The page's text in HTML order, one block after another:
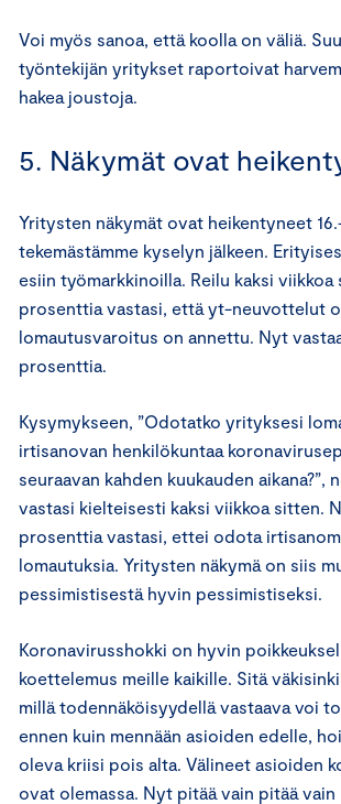
Voi myös sanoa, että koolla on väliä.
työntekijän yritykset raportoivat
hakea joustoja.
5. Näkymät ovat
Yritysten näkymät ovat heikentyneet
tekemästämme kyselyn jälkeen.
esiin työmarkkinoilla. Reilu kaksi viikkoa
prosenttia vastasi, että yt-neuvottelut
lomautusvaroitus on annettu. Nyt
prosenttia.
Kysymykseen, ”Odotatko yrityksesi
irtisanovan henkilökuntaa
seuraavan kahden kuukauden aikana?”,
vastasi kielteisesti kaksi viikkoa sitten.
prosenttia vastasi, ettei odota
lomautuksia. Yritysten näkymä on siis
pessimistisestä hyvin pessimistiseksi.
Koronavirusshokki on hyvin
koettelemus meille kaikille. Sitä
millä todennäköisyydellä vastaava voi
ennen kuin mennään asioiden edelle,
oleva kriisi pois alta. Välineet asioiden
ovat olemassa. Nyt pitää vain pitää vain